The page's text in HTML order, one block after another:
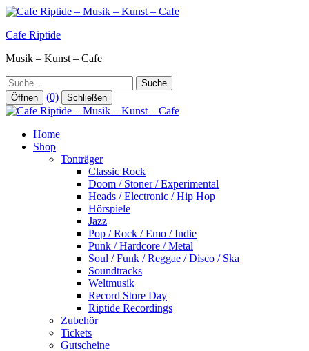
Zum
springen
Cafe Riptide
Musik – Kunst – Cafe
Suche
Öffnen (0) Schließen
Home
Shop
Tonträger
Classic Rock
Doom / Stoner / Experimental
Heads / Electronic / Hip Hop
Hörspiele
Jazz
Pop / Rock / Emo / Indie
Punk / Hardcore / Metal
Soul / Funk / Reggae / Disco / Ska
Soundtracks
Weltmusik
Record Store Day
Riptide Recordings
Zubehör
Tickets
Gutscheine